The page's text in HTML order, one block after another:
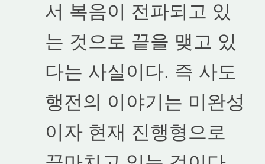
서 복음이 전파되고 있
는 것으로 끝을 맺고 있
다는 사실이다. 즉 사도
행전의 이야기는 미완성
이자 현재 진행형으로